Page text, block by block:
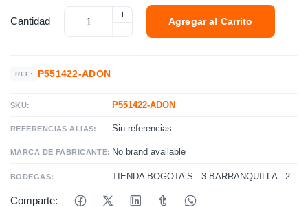
Cantidad
+
-
Agregar al Carrito
REF: P551422-ADON
SKU: P551422-ADON
REFERENCIAS ALIAS: Sin referencias
MARCA DE FABRICANTE: No brand available
BODEGAS: TIENDA BOGOTA S - 3 BARRANQUILLA - 2
Comparte: